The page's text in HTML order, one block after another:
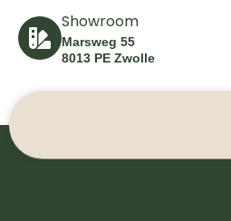
Showroom
Marsweg 55
8013 PE Zwolle